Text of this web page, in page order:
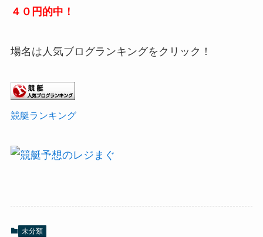
４０円的中！
場名は人気ブログランキングをクリック！
競艇ランキング
未分類